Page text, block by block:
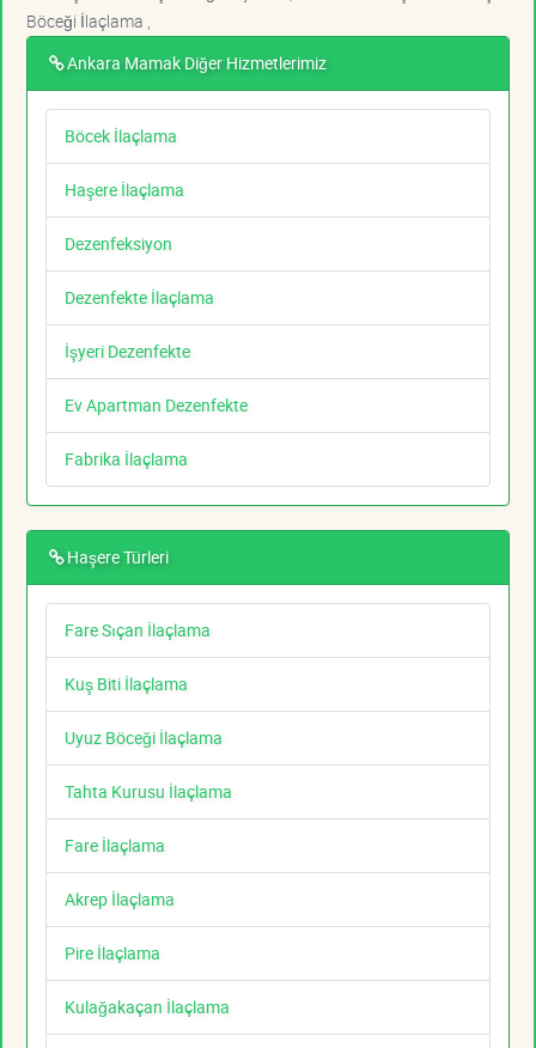
Böceği İlaçlama ,
Ankara Mamak Diğer Hizmetlerimiz
Böcek İlaçlama
Haşere İlaçlama
Dezenfeksiyon
Dezenfekte İlaçlama
İşyeri Dezenfekte
Ev Apartman Dezenfekte
Fabrika İlaçlama
Haşere Türleri
Fare Sıçan İlaçlama
Kuş Biti İlaçlama
Uyuz Böceği İlaçlama
Tahta Kurusu İlaçlama
Fare İlaçlama
Akrep İlaçlama
Pire İlaçlama
Kulağakaçan İlaçlama